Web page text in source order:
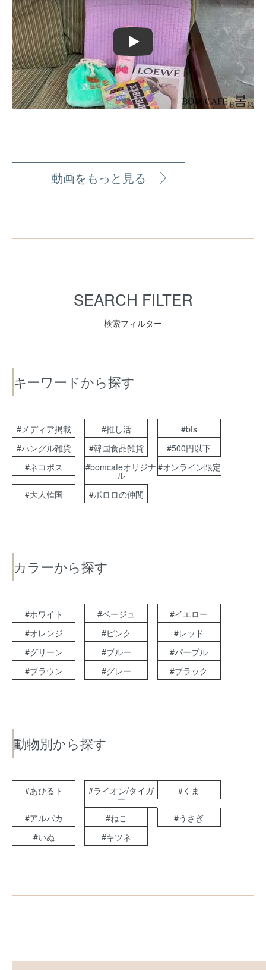
Play
動画をもっと見る
SEARCH FILTER
検索フィルター
キーワードから探す
#メディア掲載 #推し活
#bts
#ハングル雑貨
#韓国食品雑貨
#500円以下
#ネコポス
#bomcafeオリジナ
ル
#オンライン限定
#大人韓国 #ポロロの仲間
カラーから探す
#ホワイト #ベージュ
#イエロー
#オレンジ
#ピンク
#レッド
#グリーン
#ブルー
#パープル
#ブラウン
#グレー #ブラック
動物別から探す
#あひるト #ライオン/タイガ
ー
#くま
#アルパカ #ねこ
#うさぎ
#いぬ
#キツネ